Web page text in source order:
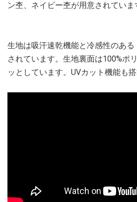
ン杢、ネイビー杢が用意されていま
生地は吸汗速乾機能と冷感性のある
されています。生地裏面は100%ポ
ッとしています。UVカット機能も